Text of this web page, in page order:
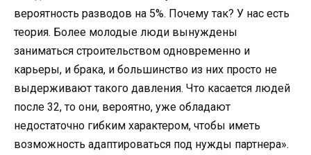
вероятность разводов на 5%. Почему так? У нас есть
теория. Более молодые люди вынуждены
заниматься строительством одновременно и
карьеры, и брака, и большинство из них просто не
выдерживают такого давления. Что касается людей
после 32, то они, вероятно, уже обладают
недостаточно гибким характером, чтобы иметь
возможность адаптироваться под нужды партнера».